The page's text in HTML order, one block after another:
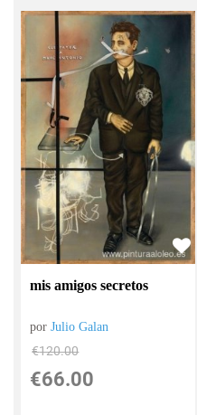
mis amigos secretos
porJulio Galan
€120.00
€66.00